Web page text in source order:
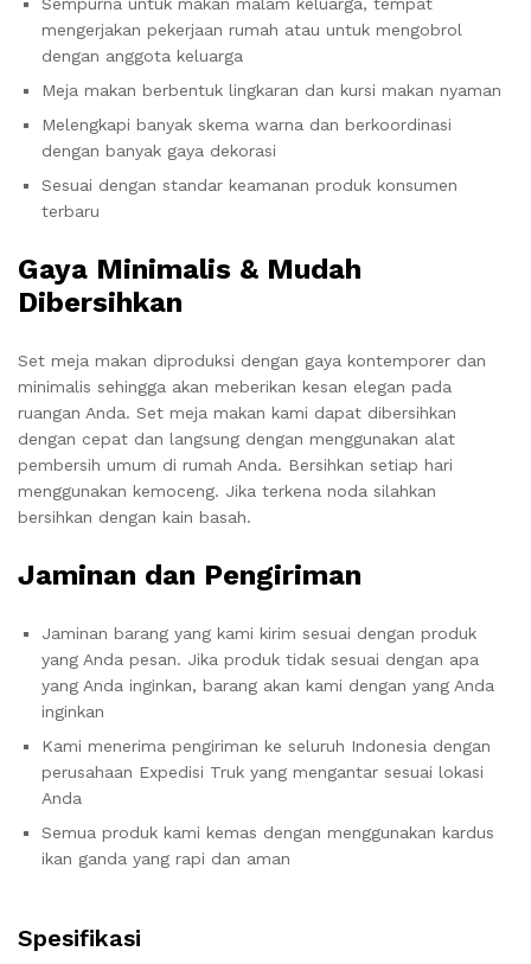
mengerjakan pekerjaan rumah atau untuk mengobrol
dengan anggota keluarga
Meja makan berbentuk lingkaran dan kursi makan nyaman
Melengkapi banyak skema warna dan berkoordinasi
dengan banyak gaya dekorasi
Sesuai dengan standar keamanan produk konsumen
terbaru
Gaya Minimalis & Mudah
Dibersihkan
Set meja makan diproduksi dengan gaya kontemporer dan
minimalis sehingga akan meberikan kesan elegan pada
ruangan Anda. Set meja makan kami dapat dibersihkan
dengan cepat dan langsung dengan menggunakan alat
pembersih umum di rumah Anda. Bersihkan setiap hari
menggunakan kemoceng. Jika terkena noda silahkan
bersihkan dengan kain basah.
Jaminan dan Pengiriman
Jaminan barang yang kami kirim sesuai dengan produk
yang Anda pesan. Jika produk tidak sesuai dengan apa
yang Anda inginkan, barang akan kami dengan yang Anda
inginkan
Kami menerima pengiriman ke seluruh Indonesia dengan
perusahaan Expedisi Truk yang mengantar sesuai lokasi
Anda
Semua produk kami kemas dengan menggunakan kardus
ikan ganda yang rapi dan aman
Spesifikasi